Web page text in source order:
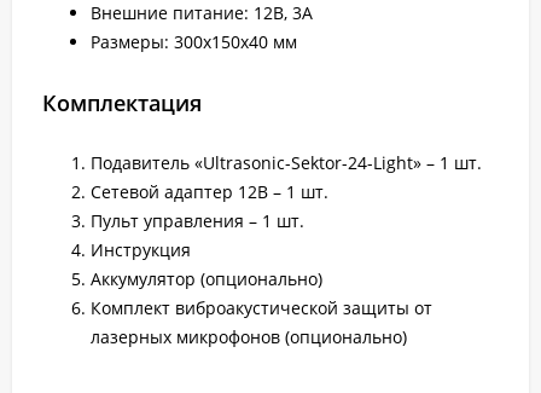
Внешние питание: 12В, 3А
Размеры: 300х150х40 мм
Комплектация
Подавитель «Ultrasonic-Sektor-24-Light» – 1 шт.
Сетевой адаптер 12В – 1 шт.
Пульт управления – 1 шт.
Инструкция
Аккумулятор (опционально)
Комплект виброакустической защиты от
лазерных микрофонов (опционально)